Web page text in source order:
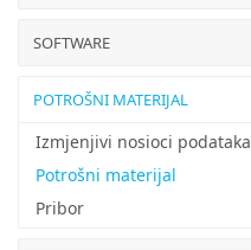
SOFTWARE
POTROŠNI MATERIJAL
Izmjenjivi nosioci podataka
Potrošni materijal
Pribor